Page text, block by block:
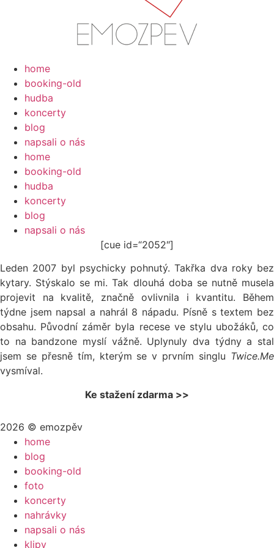
home
booking-old
hudba
koncerty
blog
napsali o nás
home
booking-old
hudba
koncerty
blog
napsali o nás
[cue id=“2052″]
Leden 2007 byl psychicky pohnutý. Takřka dva roky bez
kytary. Stýskalo se mi. Tak dlouhá doba se nutně musela
projevit na kvalitě, značně ovlivnila i kvantitu. Během
týdne jsem napsal a nahrál 8 nápadu. Písně s textem bez
obsahu. Původní záměr byla recese ve stylu ubožáků, co
to na bandzone myslí vážně. Uplynuly dva týdny a stal
jsem se přesně tím, kterým se v prvním singlu Twice.Me
vysmíval.
Ke stažení zdarma >>
2026 © emozpěv
home
blog
booking-old
foto
koncerty
nahrávky
napsali o nás
klipy